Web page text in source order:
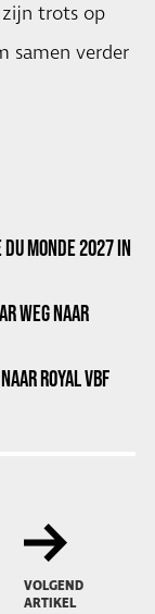
zijn trots op
samen verder
DU MONDE 2027 IN
WEG NAAR
ROYAL VBF
VOLGEND
ARTIKEL